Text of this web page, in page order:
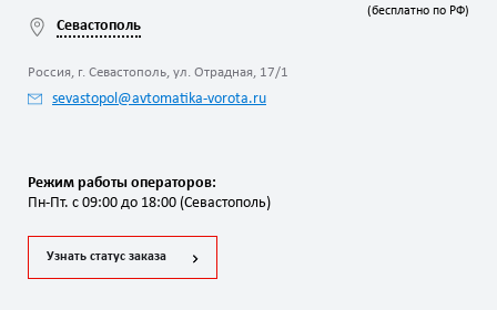
Севастополь
Россия, г. Севастополь, ул. Отрадная, 17/1
sevastopol@avtomatika-vorota.ru
(бесплатно по РФ)
Режим работы операторов:
Пн-Пт. с 09:00 до 18:00 (Севастополь)
Узнать статус заказа